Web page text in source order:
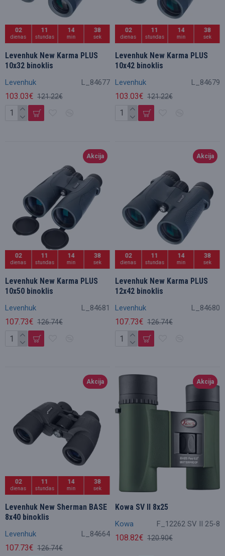
02
dienas
11
stundas
14
min
36
sek
Levenhuk L_84677
Levenhuk New Karma PLUS
10x32 binoklis
103.03€ 121.22€
02
dienas
11
stundas
14
min
36
sek
Levenhuk L_84679
Levenhuk New Karma PLUS
10x42 binoklis
103.03€ 121.22€
Akcija
02
dienas
11
stundas
14
min
36
sek
Levenhuk L_84681
Levenhuk New Karma PLUS
10x50 binoklis
107.73€ 126.74€
Akcija
02
dienas
11
stundas
14
min
36
sek
Levenhuk L_84680
Levenhuk New Karma PLUS
12x42 binoklis
107.73€ 126.74€
Akcija
02
dienas
11
stundas
14
min
36
sek
Levenhuk L_84664
Levenhuk New Sherman BASE
8x40 binoklis
107.73€ 126.74€
Akcija
Kowa F_12262 SV II 25-8
Kowa SV II 8x25
108.82€ 120.90€